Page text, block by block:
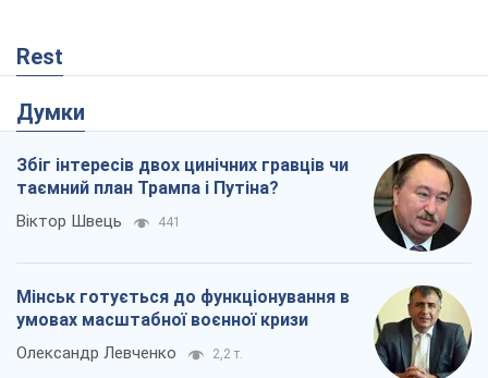
Rest
Думки
Збіг інтересів двох цинічних гравців чи
таємний план Трампа і Путіна?
Віктор Швець 441
Мінськ готується до функціонування в
умовах масштабної воєнної кризи
Олександр Левченко 2,2 т.